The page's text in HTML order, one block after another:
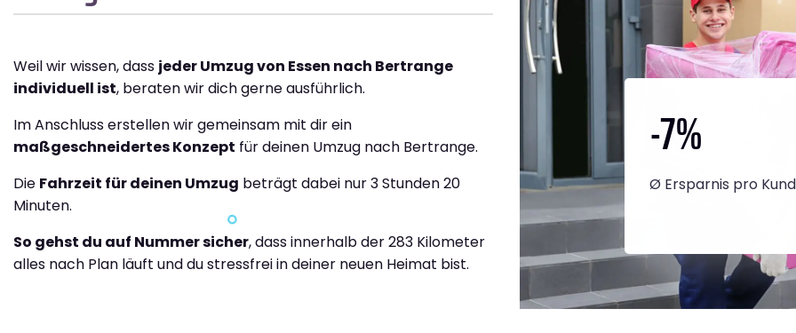
Weil wir wissen, dass jeder Umzug von Essen nach Bertrange
individuell ist, beraten wir dich gerne ausführlich.
Im Anschluss erstellen wir gemeinsam mit dir ein
maßgeschneidertes Konzept für deinen Umzug nach Bertrange.
Die Fahrzeit für deinen Umzug beträgt dabei nur 3 Stunden 20
Minuten.
So gehst du auf Nummer sicher, dass innerhalb der 283 Kilometer
alles nach Plan läuft und du stressfrei in deiner neuen Heimat bist.
-7%
Ø Ersparnis pro